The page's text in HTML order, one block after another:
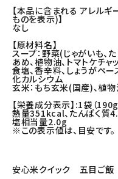
【本品に含まれる アレル
ものを表示)】
なし
【原材料名】
スープ：野菜(じゃがいも、
あめ、植物油、トマトケチャ
食塩、香辛料、しょうがペ
化カルシウム
玄米：もち玄米(国産)、植
【栄養成分表示】:1袋（
熱量351kcal、たんぱく質
塩相当量2.0g
※この表示値は、目安です。
安心米クイック 五目ご飯